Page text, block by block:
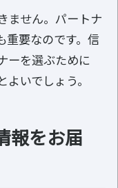
ません。パートナ
重要なのです。信
ーを選ぶために
いでしょう。
報をお届